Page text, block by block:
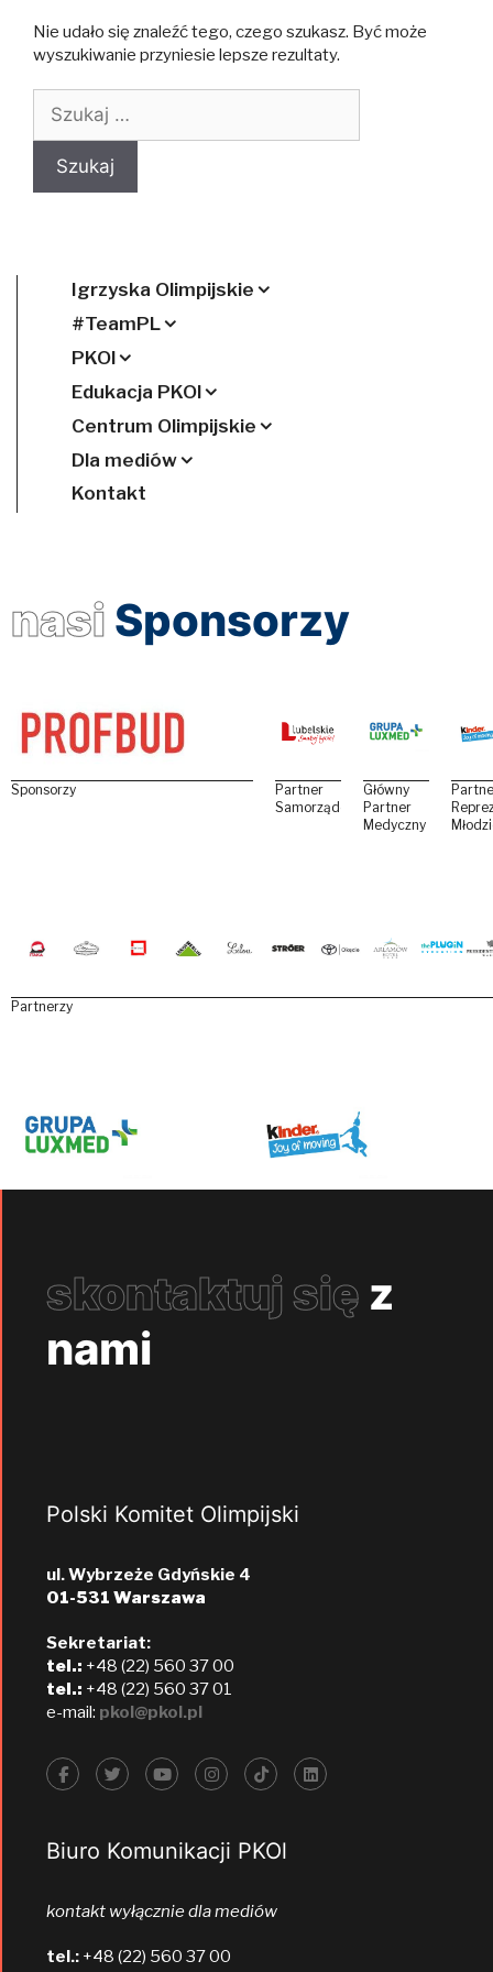
Nie udało się znaleźć tego, czego szukasz. Być może
wyszukiwanie przyniesie lepsze rezultaty.
Igrzyska Olimpijskie
#TeamPL
PKOl
Edukacja PKOl
Centrum Olimpijskie
Dla mediów
Kontakt
nasi Sponsorzy
Sponsorzy
Partner
Samorządowy
Główny
Partner
Medyczny
Partnerzy
skontaktuj się z
nami
Polski Komitet Olimpijski
ul. Wybrzeże Gdyńskie 4
01-531 Warszawa
Sekretariat:
tel.: +48 (22) 560 37 00
tel.: +48 (22) 560 37 01
e-mail: pkol@pkol.pl
Biuro Komunikacji PKOl
kontakt wyłącznie dla mediów
tel.: +48 (22) 560 37 00